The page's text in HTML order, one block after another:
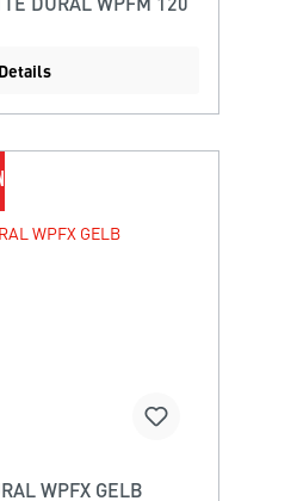
Details
WPFX GELB